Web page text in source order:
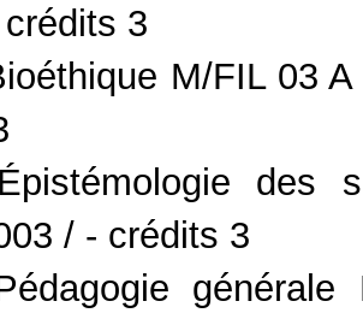
3
M/FIL 03
des
/ - crédits 3